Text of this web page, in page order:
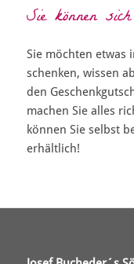
Sie können
Sie möchten etwas
schenken, wissen
den
machen Sie alles
können Sie selbst
erhältlich!